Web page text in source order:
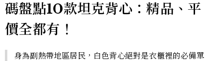
碼盤點10款坦克背心：精品、平
價全都有！
身為副熱帶地區居民，白色背心絕對是衣櫃裡的必備單